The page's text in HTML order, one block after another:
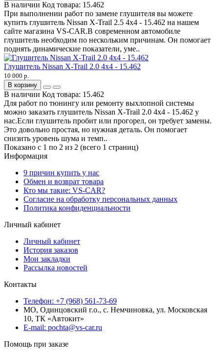
В наличии Код товара: 15.462
При выполнении работ по замене глушителя вы можете
купить глушитель Nissan X-Trail 2.5 4x4 - 15.462 на нашем
сайте магазина VS-CAR.В современном автомобиле
глушитель необходим по нескольким причинам. Он помогает
поднять динамические показатели, уме..
Глушитель Nissan X-Trail 2.0 4x4 - 15.462
10 000 р.
В корзину
В наличии Код товара: 15.462
Для работ по тюнингу или ремонту выхлопной системы
можно заказать глушитель Nissan X-Trail 2.0 4x4 - 15.462 у
нас.Если глушитель пробит или прогорел, он требует замены.
Это довольно простая, но нужная деталь. Он помогает
снизить уровень шума и темп..
Показано с 1 по 2 из 2 (всего 1 страниц)
Информация
9 причин купить у нас
Обмен и возврат товара
Кто мы такие: VS-CAR?
Согласие на обработку персональных данных
Политика конфиденциальности
Личный кабинет
Личный кабинет
История заказов
Мои закладки
Рассылка новостей
Контакты
Телефон: +7 (968) 561-73-69
МО, Одинцовский г.о., с. Немчиновка, ул. Московская
10, ТК «Автокит»
E-mail: pochta@vs-car.ru
Помощь при заказе